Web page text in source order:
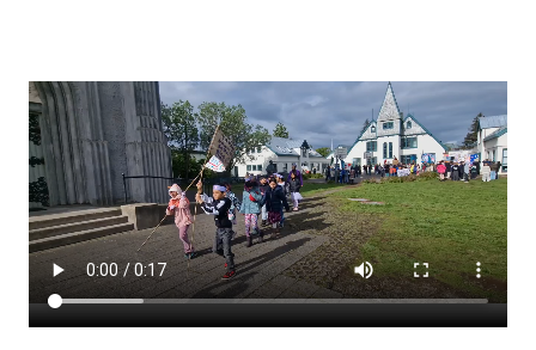
Stjórnendateymi
Skólareglur
Starfsáætlun
Frístund
Upplýsingar um innritun